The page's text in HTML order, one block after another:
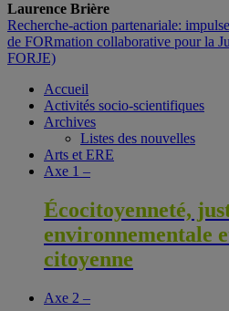
Laurence Brière
Recherche-action partenariale:
de FORmation collaborative pour la
FORJE)
Accueil
Activités socio-scientifiques
Archives
Listes des nouvelles
Arts et ERE
Axe 1 –
Écocitoyenneté,
environnementale
citoyenne
Axe 2 –